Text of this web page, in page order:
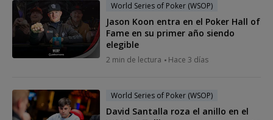
World Series of Poker (WSOP)
Jason Koon entra en el Poker Hall of
Fame en su primer año siendo
elegible
2 min de lectura Hace 3 días
World Series of Poker (WSOP)
David Santalla roza el anillo en el